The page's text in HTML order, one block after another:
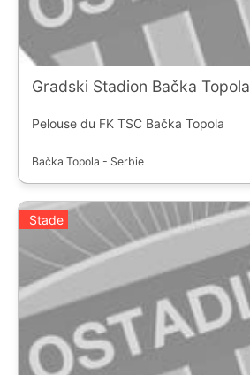
Gradski Stadion Bačka Topola
Pelouse du FK TSC Bačka Topola
Bačka Topola - Serbie
Stade